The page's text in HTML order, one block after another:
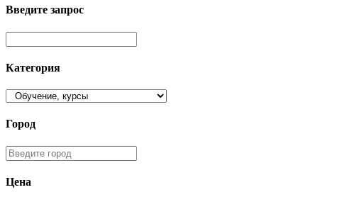
Введите запрос
Категория
Город
Цена